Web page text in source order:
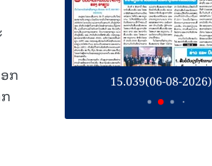
ກ
15.039(06-08-2026)